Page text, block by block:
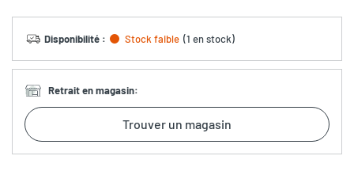
Disponibilité : Stock faible (1 en stock)
Retrait en magasin:
Trouver un magasin